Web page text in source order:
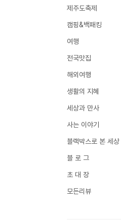
제주도축제
캠핑&백패킹
여행
전국맛집
해외여행
생활의 지혜
세상과 만사
사는 이야기
블랙박스로 본 세상
블 로 그
초 대 장
모든리뷰